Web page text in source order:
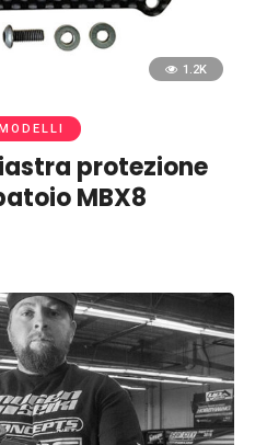
1.2K
protezione
MBX8